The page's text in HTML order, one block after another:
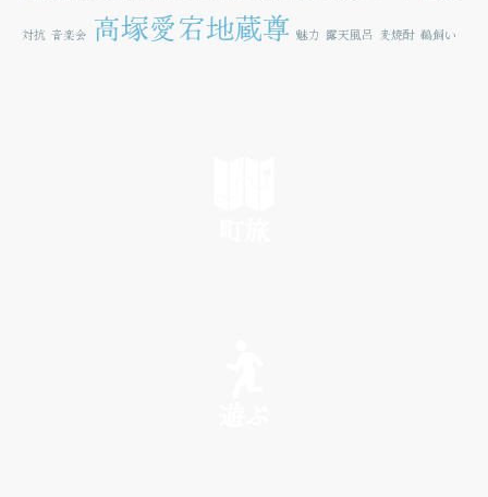
対抗 音楽会 高塚愛宕地蔵尊 魅力 露天風呂 麦焼酎 鵜飼い